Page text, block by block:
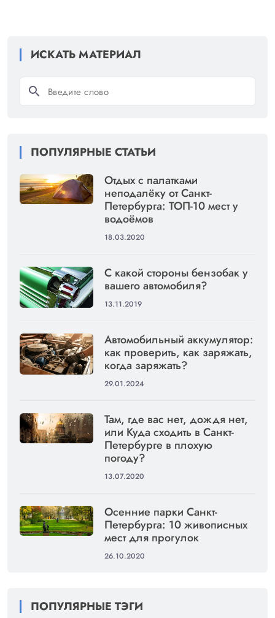
ИСКАТЬ МАТЕРИАЛ
search
ПОПУЛЯРНЫЕ СТАТЬИ
Отдых с палатками
неподалёку от Санкт-
Петербурга: ТОП-10 мест у
водоёмов
18.03.2020
С какой стороны бензобак у
вашего автомобиля?
13.11.2019
Автомобильный аккумулятор:
как проверить, как заряжать,
когда заряжать?
29.01.2024
Там, где вас нет, дождя нет,
или Куда сходить в Санкт-
Петербурге в плохую
погоду?
13.07.2020
Осенние парки Санкт-
Петербурга: 10 живописных
мест для прогулок
26.10.2020
ПОПУЛЯРНЫЕ ТЭГИ